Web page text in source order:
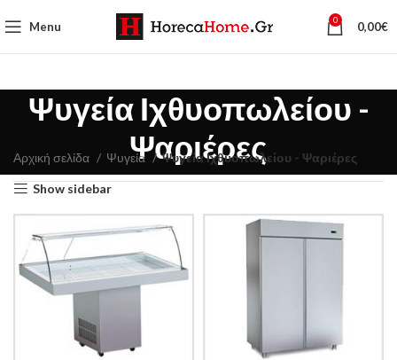
Menu 0 0,00€
Ψυγεία Ιχθυοπωλείου -
Ψαριέρες
Αρχική σελίδα Ψυγεία Ψυγεία Ιχθυοπωλείου - Ψαριέρες
Show sidebar